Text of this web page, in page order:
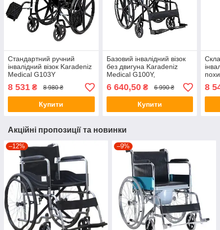
Стандартний ручний
інвалідний візок Karadeniz
Medical G103Y
8 531 ₴ 8 980 ₴
Купити
Базовий інвалідний візок
без двигуна Karadeniz
Medical G100Y,
(Туреччина)
6 640,50₴ 6 990 ₴
Купити
8
Акційні пропозиції та новинки
–12% –9%